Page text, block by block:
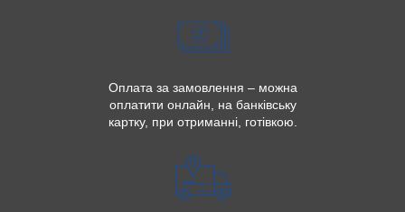
Оплата за замовлення – можна
оплатити онлайн, на банківську
картку, при отриманні, готівкою.